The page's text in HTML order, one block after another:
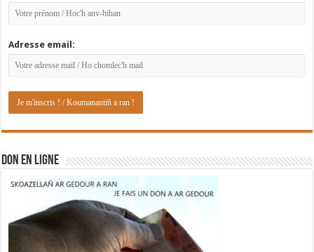
Adresse email:
DON EN LIGNE